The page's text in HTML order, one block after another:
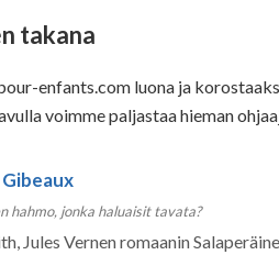
takana
enfants.com luona ja
voimme paljastaa hieman
hahmo, jonka haluaisit tavata?
Jules Vernen romaanin